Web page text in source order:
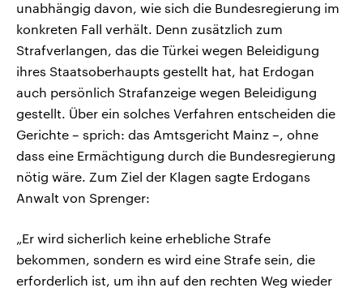
unabhängig davon, wie sich die Bundesregierung im
konkreten Fall verhält. Denn zusätzlich zum
Strafverlangen, das die Türkei wegen Beleidigung
ihres Staatsoberhaupts gestellt hat, hat Erdogan
auch persönlich Strafanzeige wegen Beleidigung
gestellt. Über ein solches Verfahren entscheiden die
Gerichte – sprich: das Amtsgericht Mainz –, ohne
dass eine Ermächtigung durch die Bundesregierung
nötig wäre. Zum Ziel der Klagen sagte Erdogans
Anwalt von Sprenger:
„Er wird sicherlich keine erhebliche Strafe
bekommen, sondern es wird eine Strafe sein, die
erforderlich ist, um ihn auf den rechten Weg wieder